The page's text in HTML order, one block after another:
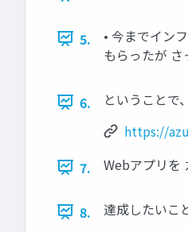
5.
• 今までイン
もらったが
6.
ということで
https://
7.
Webアプリを
8. 達成したいこ